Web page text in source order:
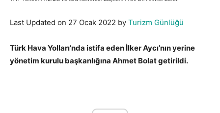
Last Updated on 27 Ocak 2022 by Turizm Günlüğü
Türk Hava Yolları’nda istifa eden İlker Aycı’nın yerine
yönetim kurulu başkanlığına Ahmet Bolat getirildi.